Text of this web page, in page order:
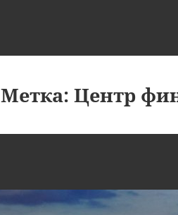
Метка:Центр